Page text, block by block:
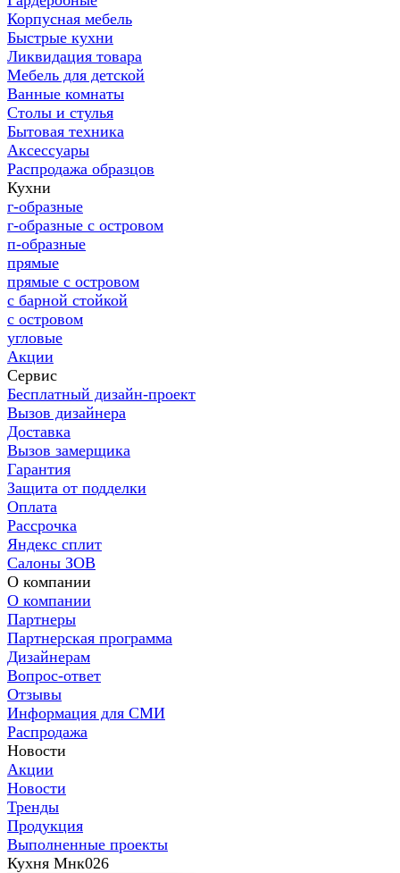
Корпусная мебель
Быстрые кухни
Ликвидация товара
Мебель для детской
Ванные комнаты
Столы и стулья
Бытовая техника
Аксессуары
Распродажа образцов
Кухни
г-образные
г-образные с островом
п-образные
прямые
прямые с островом
с барной стойкой
с островом
угловые
Акции
Сервис
Бесплатный дизайн-проект
Вызов дизайнера
Доставка
Вызов замерщика
Гарантия
Защита от подделки
Оплата
Рассрочка
Яндекс сплит
Салоны ЗОВ
О компании
О компании
Партнеры
Партнерская программа
Дизайнерам
Вопрос-ответ
Отзывы
Информация для СМИ
Распродажа
Новости
Акции
Новости
Тренды
Продукция
Выполненные проекты
Кухня Мнк026